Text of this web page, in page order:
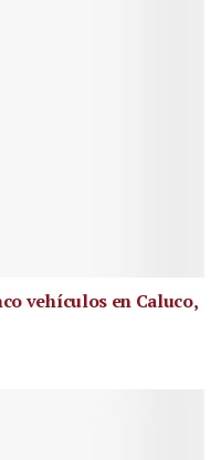
vehículos en Caluco,